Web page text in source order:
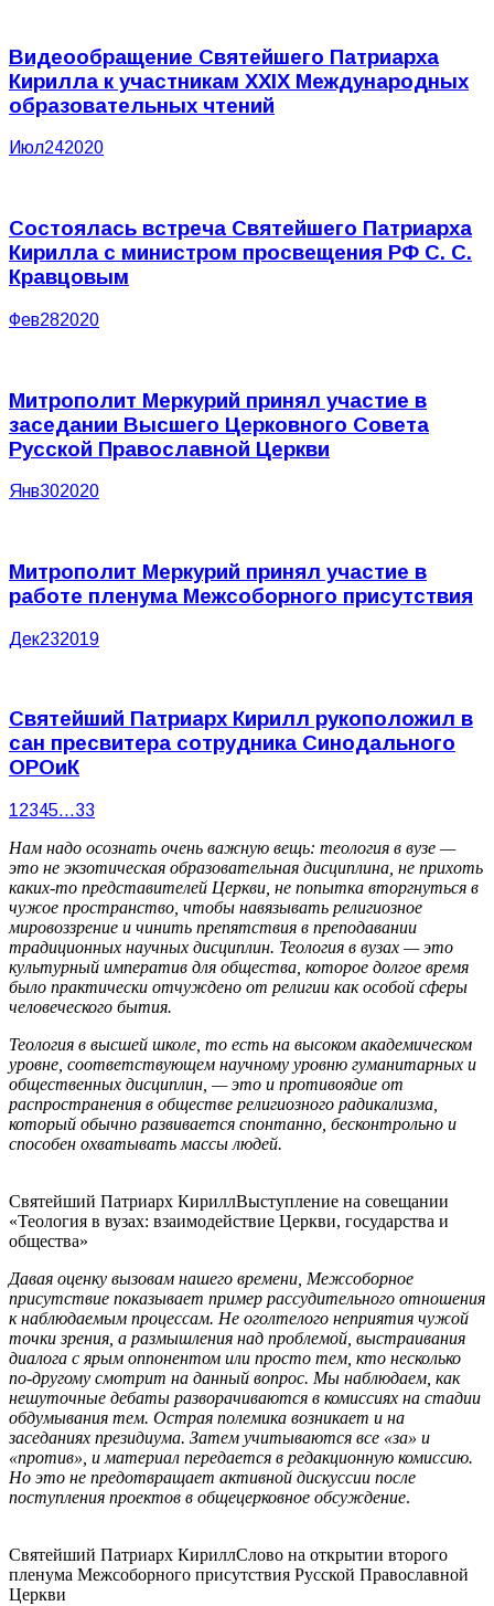
Видеообращение Святейшего Патриарха
Кирилла к участникам XXIX Международных
образовательных чтений
Июл242020
Состоялась встреча Святейшего Патриарха
Кирилла с министром просвещения РФ С. С.
Кравцовым
Фев282020
Митрополит Меркурий принял участие в
заседании Высшего Церковного Совета
Русской Православной Церкви
Янв302020
Митрополит Меркурий принял участие в
работе пленума Межсоборного присутствия
Дек232019
Святейший Патриарх Кирилл рукоположил в
сан пресвитера сотрудника Синодального
ОРОиК
12345…33
Нам надо осознать очень важную вещь: теология в вузе —
это не экзотическая образовательная дисциплина, не прихоть
каких-то представителей Церкви, не попытка вторгнуться в
чужое пространство, чтобы навязывать религиозное
мировоззрение и чинить препятствия в преподавании
традиционных научных дисциплин. Теология в вузах — это
культурный императив для общества, которое долгое время
было практически отчуждено от религии как особой сферы
человеческого бытия.
Теология в высшей школе, то есть на высоком академическом
уровне, соответствующем научному уровню гуманитарных и
общественных дисциплин, — это и противоядие от
распространения в обществе религиозного радикализма,
который обычно развивается спонтанно, бесконтрольно и
способен охватывать массы людей.
Святейший Патриарх КириллВыступление на совещании
«Теология в вузах: взаимодействие Церкви, государства и
общества»
Давая оценку вызовам нашего времени, Межсоборное
присутствие показывает пример рассудительного отношения
к наблюдаемым процессам. Не оголтелого неприятия чужой
точки зрения, а размышления над проблемой, выстраивания
диалога с ярым оппонентом или просто тем, кто несколько
по-другому смотрит на данный вопрос. Мы наблюдаем, как
нешуточные дебаты разворачиваются в комиссиях на стадии
обдумывания тем. Острая полемика возникает и на
заседаниях президиума. Затем учитываются все «за» и
«против», и материал передается в редакционную комиссию.
Но это не предотвращает активной дискуссии после
поступления проектов в общецерковное обсуждение.
Святейший Патриарх КириллСлово на открытии второго
пленума Межсоборного присутствия Русской Православной
Церкви